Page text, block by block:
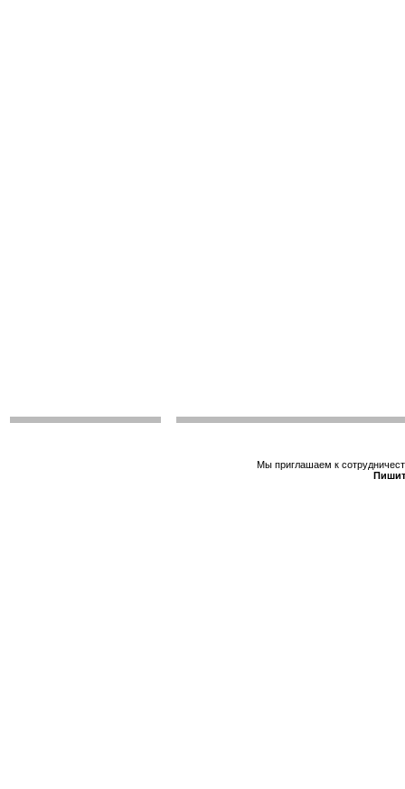
Мы приглашаем к